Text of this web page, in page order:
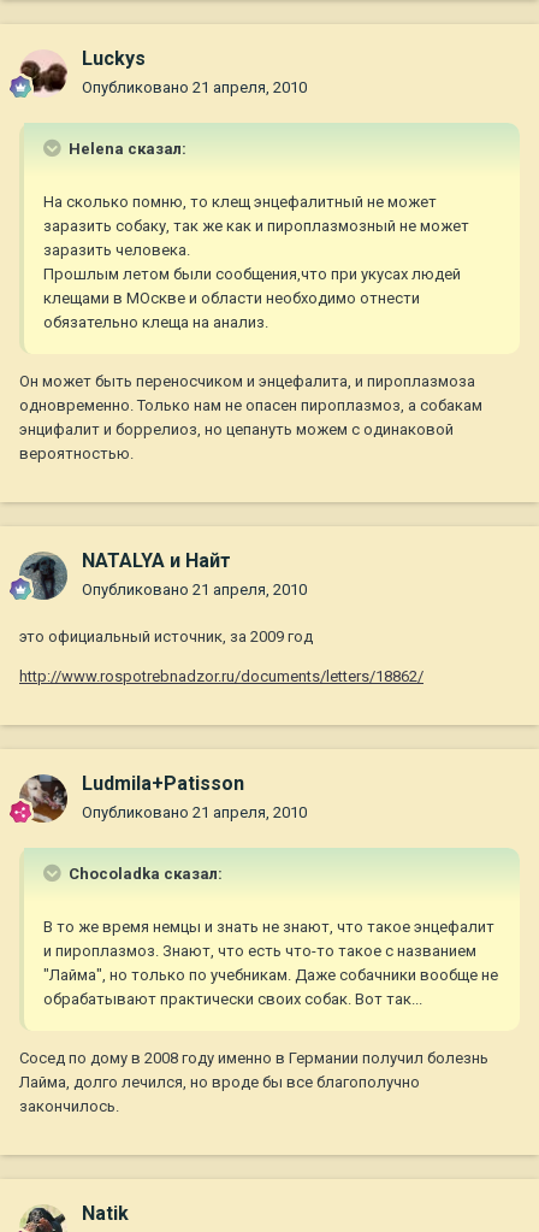
Luckys
Опубликовано 21 апреля, 2010
Helena сказал:
На сколько помню, то клещ энцефалитный не может
заразить собаку, так же как и пироплазмозный не может
заразить человека.
Прошлым летом были сообщения,что при укусах людей
клещами в МОскве и области необходимо отнести
обязательно клеща на анализ.
Он может быть переносчиком и энцефалита, и пироплазмоза
одновременно. Только нам не опасен пироплазмоз, а собакам
энцифалит и боррелиоз, но цепануть можем с одинаковой
вероятностью.
NATALYA и Найт
Опубликовано 21 апреля, 2010
это официальный источник, за 2009 год
http://www.rospotrebnadzor.ru/documents/letters/18862/
Ludmila+Patisson
Опубликовано 21 апреля, 2010
Chocoladka сказал:
В то же время немцы и знать не знают, что такое энцефалит
и пироплазмоз. Знают, что есть что-то такое с названием
"Лайма", но только по учебникам. Даже собачники вообще не
обрабатывают практически своих собак. Вот так...
Сосед по дому в 2008 году именно в Германии получил болезнь
Лайма, долго лечился, но вроде бы все благополучно
закончилось.
Natik